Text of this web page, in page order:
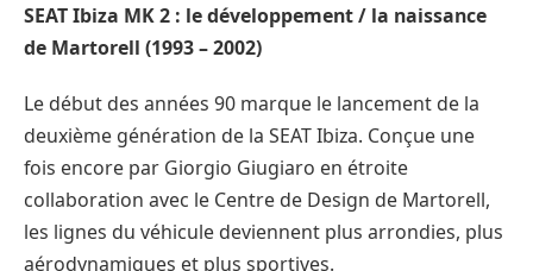
SEAT Ibiza MK 2 : le développement / la naissance
de Martorell (1993 – 2002)
Le début des années 90 marque le lancement de la
deuxième génération de la SEAT Ibiza. Conçue une
fois encore par Giorgio Giugiaro en étroite
collaboration avec le Centre de Design de Martorell,
les lignes du véhicule deviennent plus arrondies, plus
aérodynamiques et plus sportives.